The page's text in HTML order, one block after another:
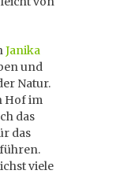
Janika
und
Natur.
Hof im
das
das
viele